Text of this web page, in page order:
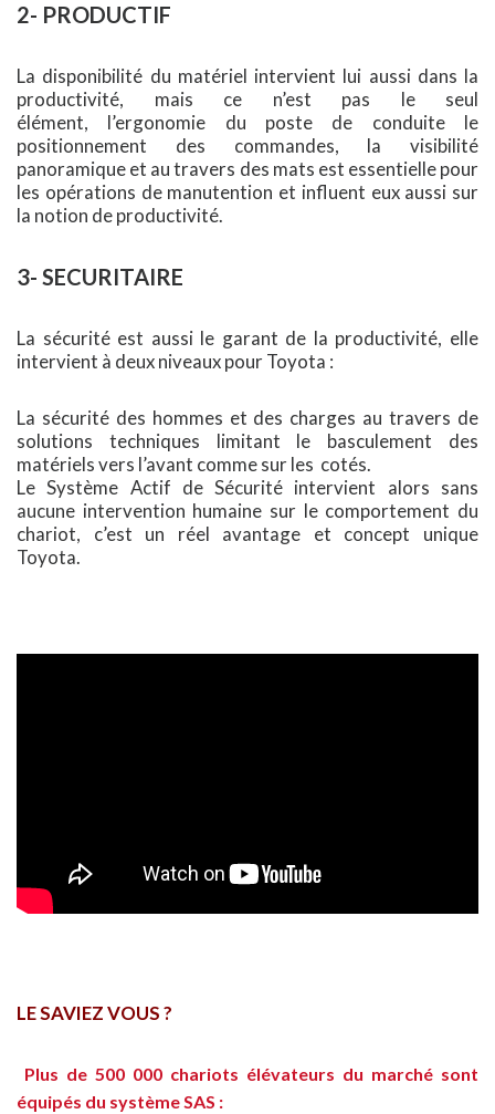
2- PRODUCTIF
La disponibilité du matériel intervient lui aussi dans la
productivité, mais ce n’est pas le seul
élément, l’ergonomie du poste de conduite le
positionnement des commandes, la visibilité
panoramique et au travers des mats est essentielle pour
les opérations de manutention et influent eux aussi sur
la notion de productivité.
3- SECURITAIRE
La sécurité est aussi le garant de la productivité, elle
intervient à deux niveaux pour Toyota :
La sécurité des hommes et des charges au travers de
solutions techniques limitant le basculement des
matériels vers l’avant comme sur les cotés.
Le Système Actif de Sécurité intervient alors sans
aucune intervention humaine sur le comportement du
chariot, c’est un réel avantage et concept unique
Toyota.
LE SAVIEZ VOUS ?
Plus de 500 000 chariots élévateurs du marché sont
équipés du système SAS :